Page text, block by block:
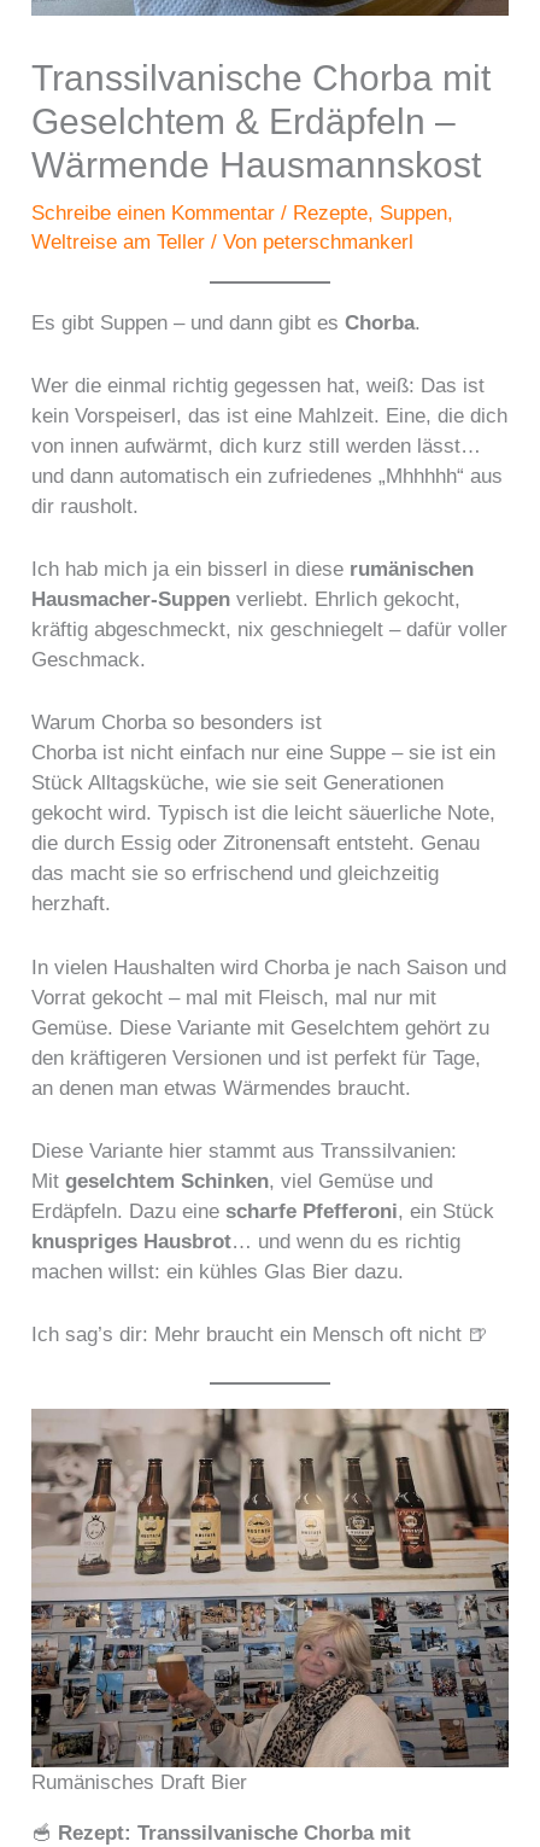
Transsilvanische Chorba mit
Geselchtem & Erdäpfeln –
Wärmende Hausmannskost
Schreibe einen Kommentar / Rezepte, Suppen,
Weltreise am Teller / Von peterschmankerl
Es gibt Suppen – und dann gibt esChorba.
Wer die einmal richtig gegessen hat, weiß: Das ist
kein Vorspeiserl, das ist eine Mahlzeit. Eine, die dich
von innen aufwärmt, dich kurz still werden lässt…
und dann automatisch ein zufriedenes „Mhhhhh“ aus
dir rausholt.
Ich hab mich ja ein bisserl in diese rumänischen
Hausmacher-Suppen verliebt. Ehrlich gekocht,
kräftig abgeschmeckt, nix geschniegelt – dafür voller
Geschmack.
Warum Chorba so besonders ist
Chorba ist nicht einfach nur eine Suppe – sie ist ein
Stück Alltagsküche, wie sie seit Generationen
gekocht wird. Typisch ist die leicht säuerliche Note,
die durch Essig oder Zitronensaft entsteht. Genau
das macht sie so erfrischend und gleichzeitig
herzhaft.
In vielen Haushalten wird Chorba je nach Saison und
Vorrat gekocht – mal mit Fleisch, mal nur mit
Gemüse. Diese Variante mit Geselchtem gehört zu
den kräftigeren Versionen und ist perfekt für Tage,
an denen man etwas Wärmendes braucht.
Diese Variante hier stammt aus Transsilvanien:
Mitgeselchtem Schinken, viel Gemüse und
Erdäpfeln. Dazu einescharfe Pfefferoni, ein Stück
knuspriges Hausbrot… und wenn du es richtig
machen willst: ein kühles Glas Bier dazu.
Ich sag’s dir: Mehr braucht ein Mensch oft nicht 🍺
Rumänisches Draft Bier
🥣 Rezept: Transsilvanische Chorba mit